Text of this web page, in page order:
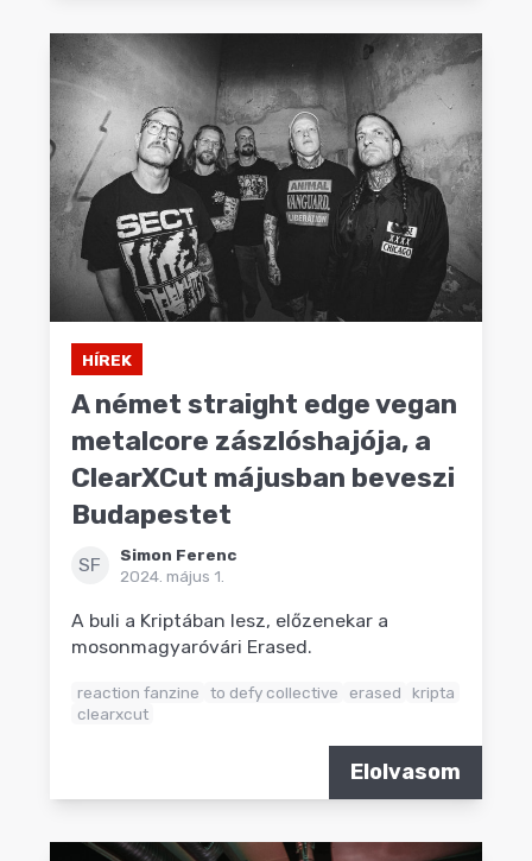
HÍREK
A német straight edge vegan
metalcore zászlóshajója, a
ClearXCut májusban beveszi
Budapestet
SF
Simon Ferenc
2024. május 1.
A buli a Kriptában lesz, előzenekar a
mosonmagyaróvári Erased.
reaction fanzine to defy collective erased
kripta
clearxcut
Elolvasom